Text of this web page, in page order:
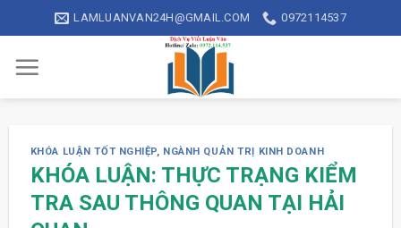
to
content
LAMLUANVAN24H@GMAIL.COM 0972114537
KHÓA LUẬN TỐT NGHIỆP, NGÀNH QUẢN TRỊ KINH DOANH
KHÓA LUẬN: THỰC TRẠNG KIỂM
TRA SAU THÔNG QUAN TẠI HẢI